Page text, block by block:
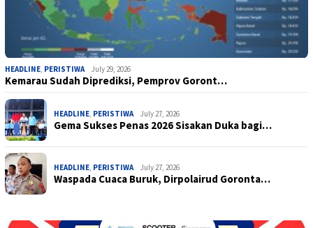
HEADLINE PERISTIWA July 29, 2026
Kemarau Sudah Diprediksi, Pemprov Goront…
HEADLINE PERISTIWA July 27, 2026
Gema Sukses Penas 2026 Sisakan Duka bagi…
HEADLINE PERISTIWA July 27, 2026
Waspada Cuaca Buruk, Dirpolairud Goronta…